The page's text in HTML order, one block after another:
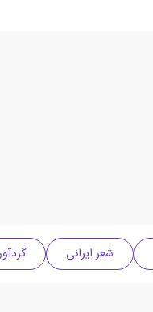
شعر ایرانی